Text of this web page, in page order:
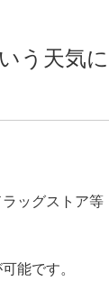
う天気に
ッグストア等
能です。